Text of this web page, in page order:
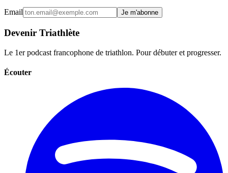
Email Je m'abonne
Devenir Triathlète
Le 1er podcast francophone de triathlon. Pour débuter et progresser.
Écouter